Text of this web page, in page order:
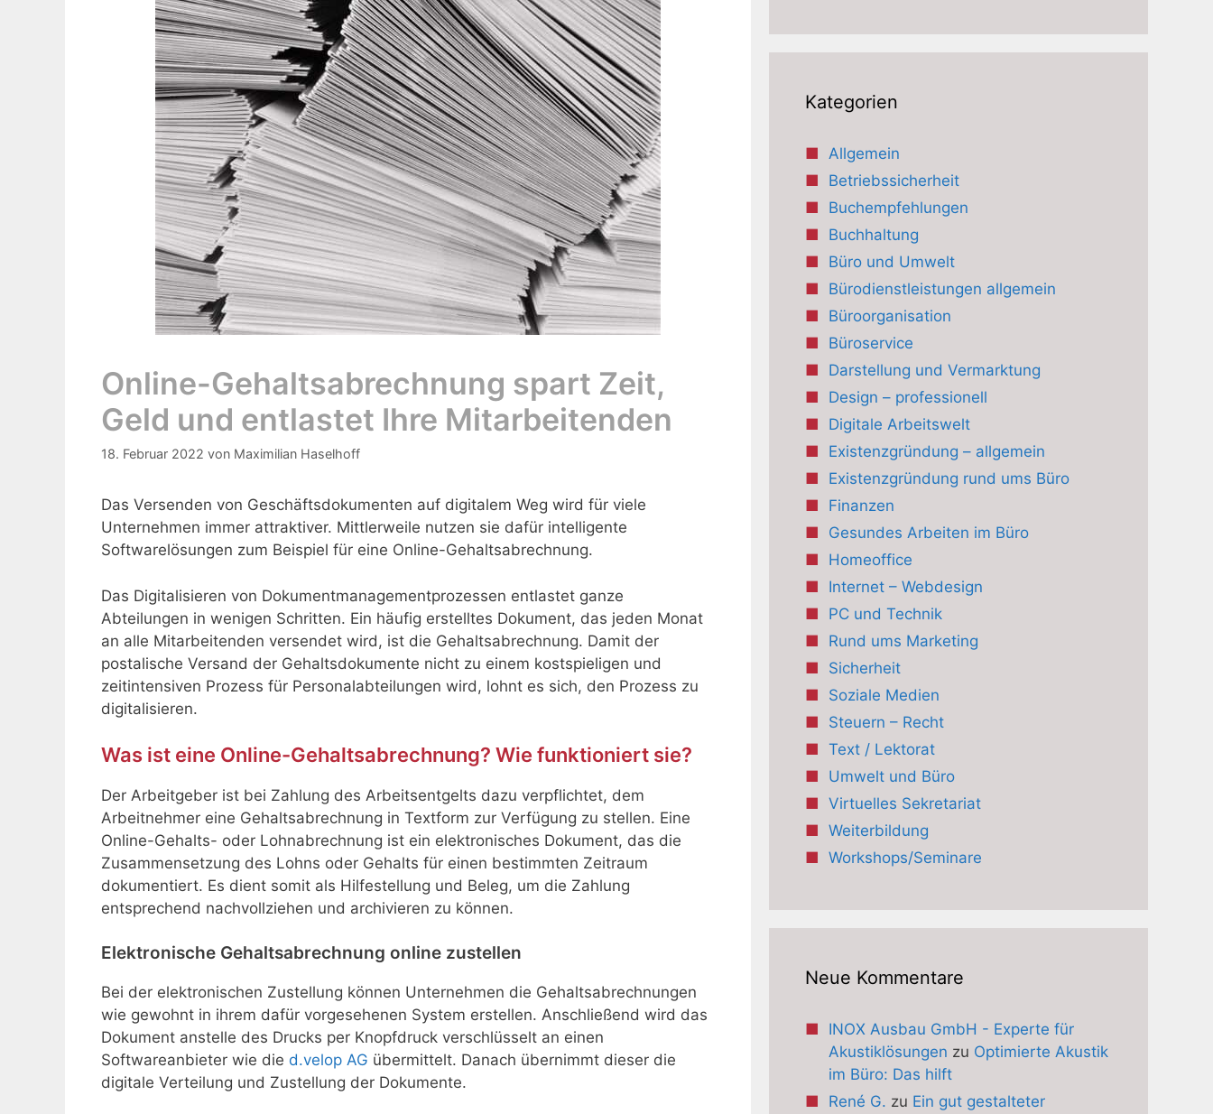
Online-Gehaltsabrechnung spart Zeit,
Geld und entlastet Ihre Mitarbeitenden
18. Februar 2022 von Maximilian Haselhoff
Das Versenden von Geschäftsdokumenten auf digitalem Weg wird für viele
Unternehmen immer attraktiver. Mittlerweile nutzen sie dafür intelligente
Softwarelösungen zum Beispiel für eine Online-Gehaltsabrechnung.
Das Digitalisieren von Dokumentmanagementprozessen entlastet ganze
Abteilungen in wenigen Schritten. Ein häufig erstelltes Dokument, das jeden Monat
an alle Mitarbeitenden versendet wird, ist die Gehaltsabrechnung. Damit der
postalische Versand der Gehaltsdokumente nicht zu einem kostspieligen und
zeitintensiven Prozess für Personalabteilungen wird, lohnt es sich, den Prozess zu
digitalisieren.
Was ist eine Online-Gehaltsabrechnung? Wie funktioniert sie?
Der Arbeitgeber ist bei Zahlung des Arbeitsentgelts dazu verpflichtet, dem
Arbeitnehmer eine Gehaltsabrechnung in Textform zur Verfügung zu stellen. Eine
Online-Gehalts- oder Lohnabrechnung ist ein elektronisches Dokument, das die
Zusammensetzung des Lohns oder Gehalts für einen bestimmten Zeitraum
dokumentiert. Es dient somit als Hilfestellung und Beleg, um die Zahlung
entsprechend nachvollziehen und archivieren zu können.
Elektronische Gehaltsabrechnung online zustellen
Bei der elektronischen Zustellung können Unternehmen die Gehaltsabrechnungen
wie gewohnt in ihrem dafür vorgesehenen System erstellen. Anschließend wird das
Dokument anstelle des Drucks per Knopfdruck verschlüsselt an einen
Softwareanbieter wie die d.velop AG übermittelt. Danach übernimmt dieser die
digitale Verteilung und Zustellung der Dokumente.
Kategorien
Allgemein
Betriebssicherheit
Buchempfehlungen
Buchhaltung
Büro und Umwelt
Bürodienstleistungen allgemein
Büroorganisation
Büroservice
Darstellung und Vermarktung
Design – professionell
Digitale Arbeitswelt
Existenzgründung – allgemein
Existenzgründung rund ums Büro
Finanzen
Gesundes Arbeiten im Büro
Homeoffice
Internet – Webdesign
PC und Technik
Rund ums Marketing
Sicherheit
Soziale Medien
Steuern – Recht
Text / Lektorat
Umwelt und Büro
Virtuelles Sekretariat
Weiterbildung
Workshops/Seminare
Neue Kommentare
INOX Ausbau GmbH - Experte für
Akustiklösungen zu Optimierte Akustik
im Büro: Das hilft
René G. zu Ein gut gestalteter